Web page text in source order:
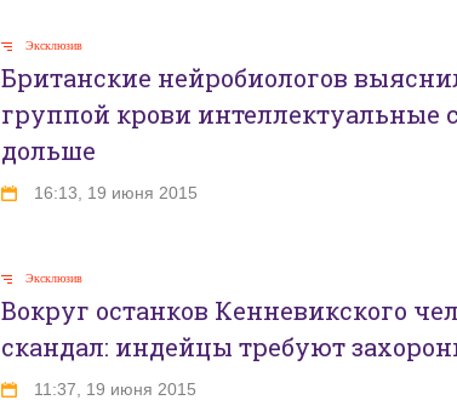
Эксклюзив
Британские нейробиологов
группой крови интеллектуальные
дольше
16:13, 19 июня 2015
Эксклюзив
Вокруг останков Кенневикского
скандал: индейцы требуют
11:37, 19 июня 2015